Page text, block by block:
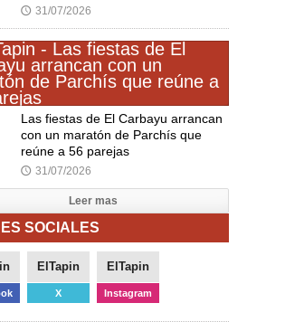
🕔 31/07/2026
Las fiestas de El Carbayu arrancan
con un maratón de Parchís que
reúne a 56 parejas
🕔 31/07/2026
Leer mas
SOCIALES
ElTapin
X
ElTapin
Instagram